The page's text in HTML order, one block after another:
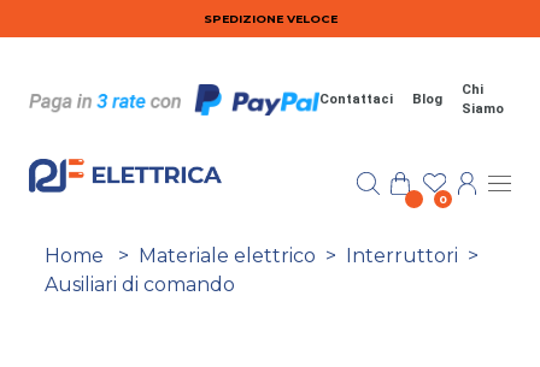
Salta al contenuto principaleSPEDIZIONE VELOCE
Contattaci Blog
Chi
Siamo
0
Home > Materiale elettrico > Interruttori >
Ausiliari di comando